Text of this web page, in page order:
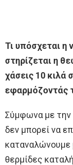
Τι υπόσχεται η
στηρίζεται η
χάσεις 10 κιλά
εφαρμόζοντάς
Σύμφωνα με την
δεν μπορεί να
καταναλώνουμε
θερμίδες